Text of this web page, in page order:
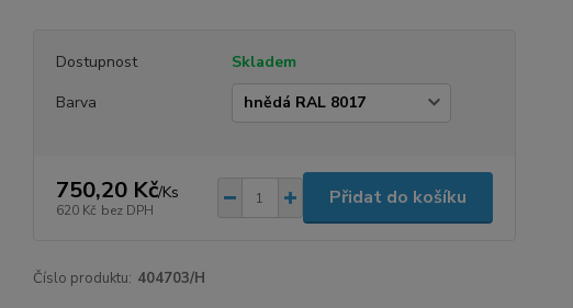
Dostupnost
Skladem
Barva
750,20 Kč/Ks
620 Kč bez DPH
Přidat do košíku
Číslo produktu: 404703/H